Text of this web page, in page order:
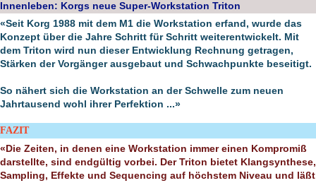
Innenleben: Korgs neue Super-Workstation Triton
«Seit Korg 1988 mit dem M1 die Workstation erfand, wurde das
Konzept über die Jahre Schritt für Schritt weiterentwickelt. Mit
dem Triton wird nun dieser Entwicklung Rechnung getragen,
Stärken der Vorgänger ausgebaut und Schwachpunkte beseitigt.
So nähert sich die Workstation an der Schwelle zum neuen
Jahrtausend wohl ihrer Perfektion ...»
FAZIT
«Die Zeiten, in denen eine Workstation immer einen Kompromiß
darstellte, sind endgültig vorbei. Der Triton bietet Klangsynthese,
Sampling, Effekte und Sequencing auf höchstem Niveau und läßt